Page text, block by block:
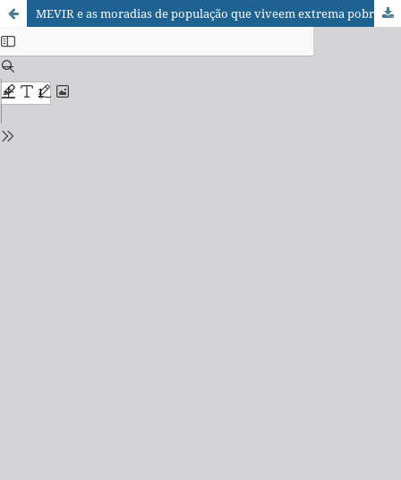
MEVIR e as moradias de população que viveem extrema pobreza nas áreas rurais: o programa “Emergência Habitacional Rural”